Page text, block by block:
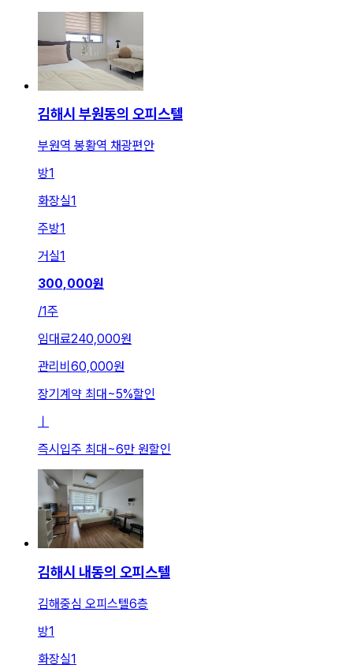
김해시 부원동의 오피스텔
부원역 봉황역 채광편안
방1
화장실1
주방1
거실1
300,000원
/1주
임대료240,000원
관리비 60,000원
장기계약 최대~5%할인
ㅣ
즉시입주 최대~6만 원할인
김해시 내동의 오피스텔
김해중심 오피스텔6층
방1
화장실1